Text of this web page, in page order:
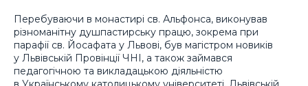
Перебуваючи в монастирі св. Альфонса, виконував
різноманітну душпастирську працю, зокрема при
парафії св. Йосафата у Львові, був магістром новиків
у Львівській Провінції ЧНІ, а також займався
педагогічною та викладацькою діяльністю